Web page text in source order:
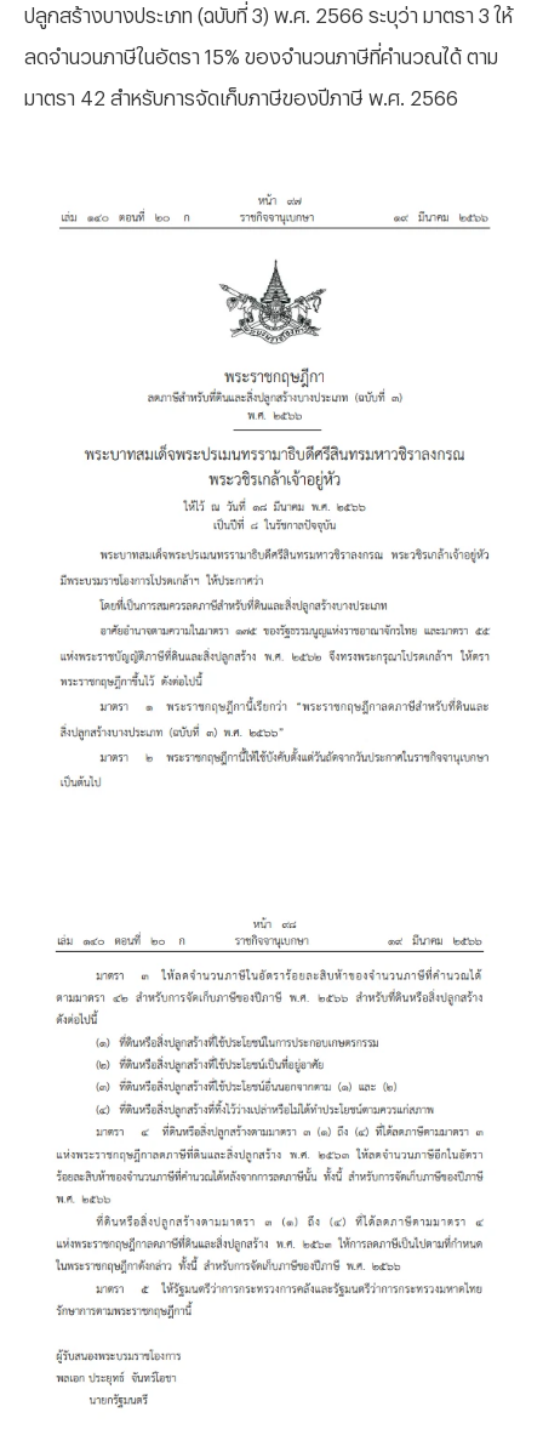
ปลูกสร้างบางประเภท (ฉบับที่ 3) พ.ศ. 2566 ระบุว่า มาตรา 3 ให้
ลดจำนวนภาษีในอัตรา 15% ของจำนวนภาษีที่คำนวณได้ ตาม
มาตรา 42 สำหรับการจัดเก็บภาษีของปีภาษี พ.ศ. 2566